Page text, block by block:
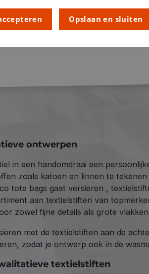
€ 5,95 €
ontwerpen
in een handomdraai een
zoals katoen en linnen te
tote bags gaat versieren ,
aan textielstiften van
zowel fijne details als grote
met de textielstiften aan de
zodat je ontwerp ook in de
textielstiften
Opslaan en sluiten